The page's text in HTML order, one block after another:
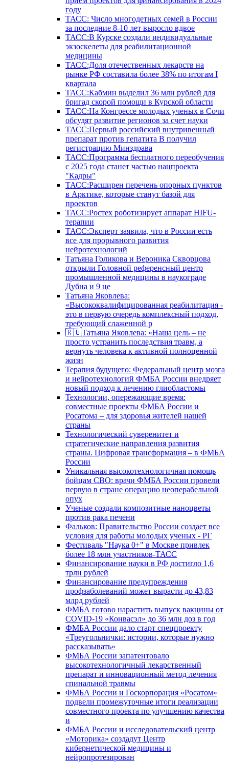
году
ТАСС: Число многодетных семей в России
за последние 8-10 лет выросло вдвое
ТАСС:В Курске создали индивидуальные
экзоскелеты для реабилитационной
медицины
ТАСС:Доля отечественных лекарств на
рынке РФ составила более 38% по итогам I
квартала
ТАСС:Кабмин выделил 36 млн рублей для
бригад скорой помощи в Курской области
ТАСС:На Конгрессе молодых ученых в Сочи
обсудят развитие регионов за счет науки
ТАСС:Первый российский внутривенный
препарат против гепатита В получил
регистрацию Минздрава
ТАСС:Программа бесплатного переобучения
с 2025 года станет частью нацпроекта
"Кадры"
ТАСС:Расширен перечень опорных пунктов
в Арктике, которые станут базой для
проектов
ТАСС:Ростех роботизирует аппарат HIFU-
терапии
ТАСС:Эксперт заявила, что в России есть
все для прорывного развития
нейротехнологий
Татьяна Голикова и Вероника Скворцова
открыли Головной референсный центр
промышленной медицины в наукограде
Дубна и 9 це
Татьяна Яковлева:
«Высококвалифицированная реабилитация -
это в первую очередь комплексный подход,
требующий слаженной р
🇷🇺Татьяна Яковлева: «Наша цель – не
просто устранить последствия травм, а
вернуть человека к активной полноценной
жизн
Терапия будущего: Федеральный центр мозга
и нейротехнологий ФМБА России внедряет
новый подход к лечению глиобластомы
Технологии, опережающие время:
совместные проекты ФМБА России и
Росатома – для здоровья жителей нашей
страны
Технологический суверенитет и
стратегические направления развития
страны. Цифровая трансформация – в ФМБА
России
Уникальная высокотехнологичная помощь
бойцам СВО: врачи ФМБА России провели
первую в стране операцию неоперабельной
опух
Ученые создали композитные наноцветы
против рака печени
Фальков: Правительство России создает все
условия для работы молодых ученых - РГ
Фестиваль "Наука 0+" в Москве привлек
более 18 млн участников-ТАСС
Финансирование науки в РФ достигло 1,6
трлн рублей
Финансирование предупреждения
профзаболеваний может вырасти до 43,83
млрд рублей
ФМБА готово нарастить выпуск вакцины от
COVID-19 «Конвасэл» до 36 млн доз в год
ФМБА России дало старт спецпроекту
«Треугольнички: истории, которые нужно
рассказывать»
ФМБА России запатентовало
высокотехнологичный лекарственный
препарат и инновационный метод лечения
спинальной травмы
ФМБА России и Госкорпорация «Росатом»
подвели промежуточные итоги реализации
совместного проекта по улучшению качества
и
ФМБА России и исследовательский центр
«Моторика» создадут Центр
кибернетической медицины и
нейропротезирован